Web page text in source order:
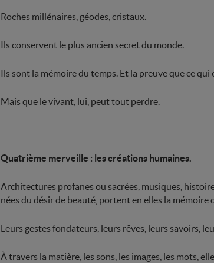
Roches millénaires, géodes, cristaux.
Ils conservent le plus ancien secret du monde.
Ils sont la mémoire du temps. Et la preuve que ce
Mais que le vivant, lui, peut tout perdre.
Quatrième merveille : les créations humaines.
Architectures profanes ou sacrées, musiques,
nées du désir de beauté, portent en elles la mémoire
Leurs gestes fondateurs, leurs rêves, leurs savoirs,
À travers la matière, les sons, les images, les mots,